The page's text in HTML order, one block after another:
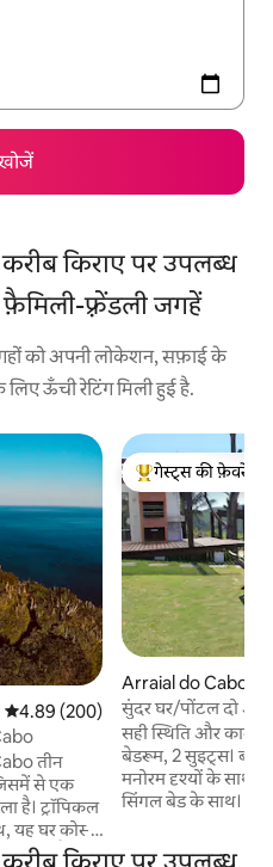
किराए पर उपलब्ध
फ़ैमिली-फ़्रेंडली जगहें
को अपनी लोकेशन, सफ़ाई के
ऊँची रेटिंग मिली हुई है.
औसत रेटिंग 5 में से 4.89, 200 समीक्षाएँ
4.89 (200)
तीन
से एक
है। ट्रॉपिकल
यह घर कोस्टा
है। यह
गेस्ट्स का टॉप फ़ेवरेट
गेस्ट्स की फ़ेवरेट
Arraial do Cabo में
सुंदर घर/पोंटल दो
सही स्थिति और काम
बेडरूम, 2 सुइट्स।
मनोरम दृश्यों के साथ
सिंगल बेड के साथ। 1 बेडरूम: 2 सिंगल बेड और एक